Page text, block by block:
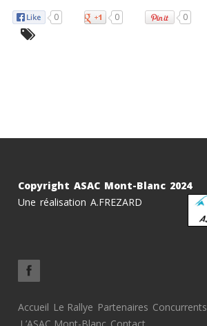
0 0 0
Copyright ASAC Mont-Blanc 2024
Une réalisation A.FREZARD
Accueil Le Rallye Partenaires Concurrents